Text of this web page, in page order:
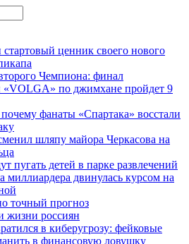
ценник своего нового
Чемпиона: финал
«VOLGA» по джимхане пройдет 9
фанаты «Спартака» восстали
шляпу майора Черкасова на
пугать детей в парке развлечений
миллиардера двинулась курсом на
точный прогноз
жизни россиян
в киберугрозу: фейковые
в финансовую ловушку